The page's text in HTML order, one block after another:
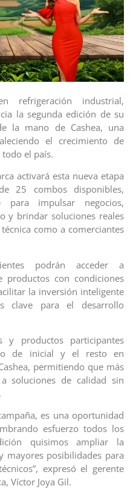
refrigeración industrial,
la segunda edición de su
la mano de Cashea, una
el crecimiento de
el país.
activará esta nueva etapa
25 combos disponibles,
para impulsar negocios,
y brindar soluciones reales
como a comerciantes
podrán acceder a
productos con condiciones
la inversión inteligente
clave para el desarrollo
y productos participantes
de inicial y el resto en
permitiendo que más
soluciones de calidad sin
es una oportunidad
esfuerzo todos los
quisimos ampliar la
mayores posibilidades para
expresó el gerente
Víctor Joya Gil.